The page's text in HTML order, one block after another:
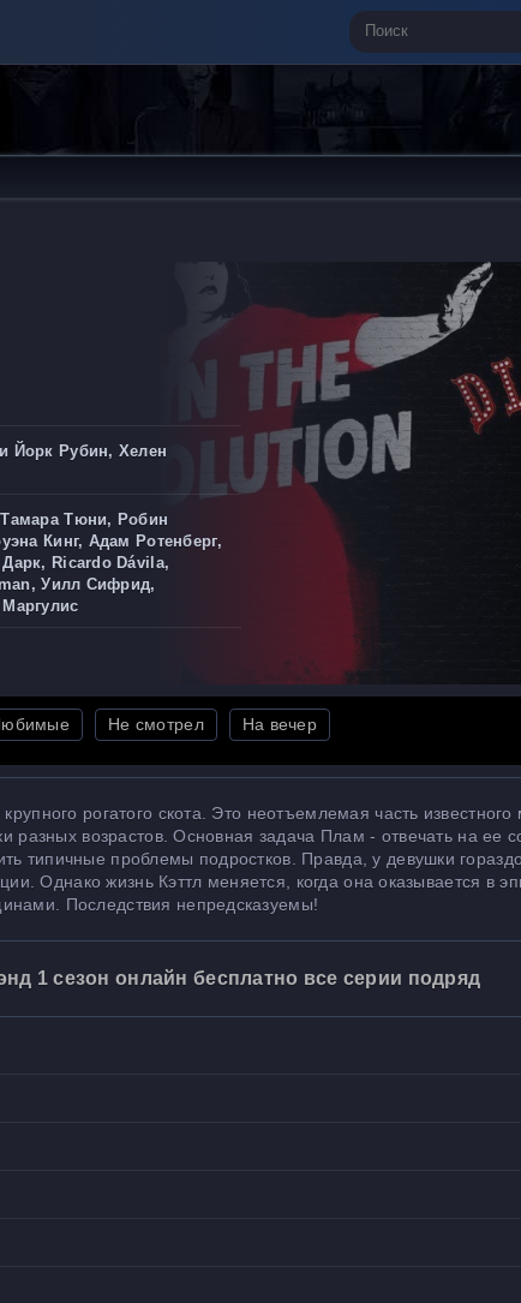
Йорк Рубин, Хелен
Тюни, Робин
Кинг, Адам Ротенберг,
Ricardo Dávila,
Уилл Сифрид,
Не смотрел На вечер
рогатого скота. Это неотъемлемая часть известного
разных возрастов. Основная задача Плам - отвечать на ее
типичные проблемы подростков. Правда, у девушки
Однако жизнь Кэттл меняется, когда она оказывается в
Последствия непредсказуемы!
1 сезон онлайн бесплатно все серии подряд